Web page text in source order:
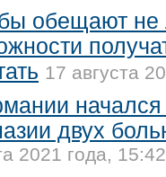
обещают
17 августа
двух
2021 года, 15:42